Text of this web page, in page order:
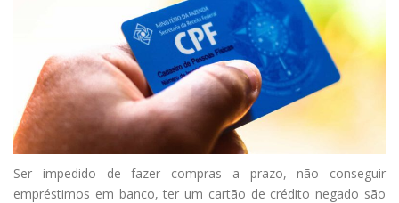
Ser impedido de fazer compras a prazo, não conseguir
empréstimos em banco, ter um cartão de crédito negado são